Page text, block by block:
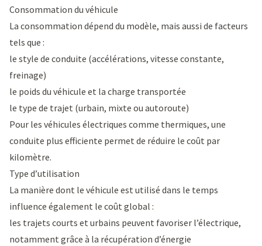
Consommation du véhicule
La consommation dépend du modèle, mais aussi de facteurs
tels que :
le style de conduite (accélérations, vitesse constante,
freinage)
le poids du véhicule et la charge transportée
le type de trajet (urbain, mixte ou autoroute)
Pour les véhicules électriques comme thermiques, une
conduite plus efficiente permet de réduire le coût par
kilomètre.
Type d’utilisation
La manière dont le véhicule est utilisé dans le temps
influence également le coût global :
les trajets courts et urbains peuvent favoriser l’électrique,
notamment grâce à la récupération d’énergie